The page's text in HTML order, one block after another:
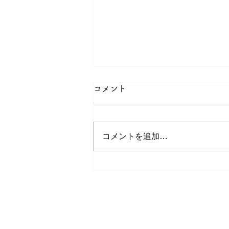
マンゴー獲れた！
コメント
コメントを追加…